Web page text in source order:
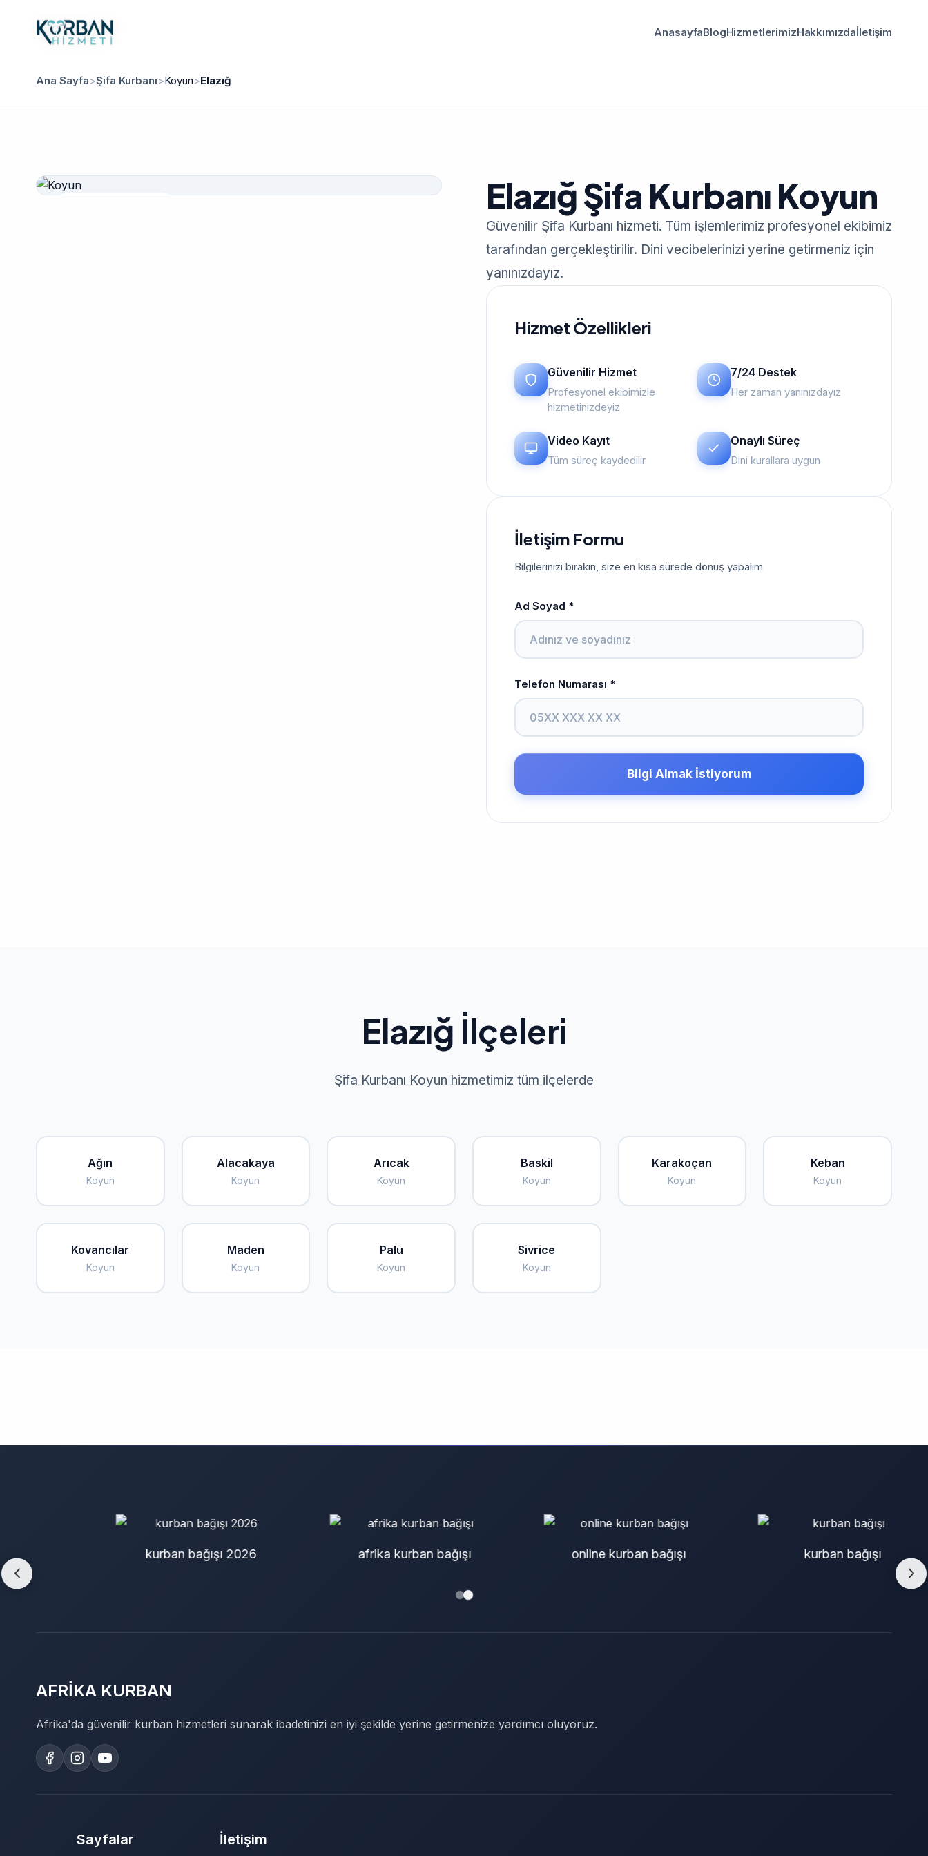
AnasayfaBlogHizmetlerimizHakkımızdaİletişim
Ana Sayfa>Şifa Kurbanı>Koyun>Elazığ
Elazığ Şifa Kurbanı Koyun
Güvenilir Şifa Kurbanı hizmeti. Tüm işlemlerimiz profesyonel ekibimiz
tarafından gerçekleştirilir. Dini vecibelerinizi yerine getirmeniz için
yanınızdayız.
Hizmet Özellikleri
Güvenilir Hizmet
Profesyonel ekibimizle
hizmetinizdeyiz
7/24 Destek
Her zaman yanınızdayız
Video Kayıt
Tüm süreç kaydedilir
Onaylı Süreç
Dini kurallara uygun
İletişim Formu
Bilgilerinizi bırakın, size en kısa sürede dönüş yapalım
Ad Soyad *
Telefon Numarası *
Bilgi Almak İstiyorum
Elazığ İlçeleri
Şifa Kurbanı Koyun hizmetimiz tüm ilçelerde
Ağın
Koyun
Alacakaya
Koyun
Arıcak
Koyun
Baskil
Koyun
Karakoçan
Koyun
Keban
Koyun
Kovancılar
Koyun
Maden
Koyun
Palu
Koyun
Sivrice
Koyun
afrika kurban bağışı online kurban bağışı kurban bağışı adak kurbanı
AFRİKA KURBAN
Afrika'da güvenilir kurban hizmetleri sunarak ibadetinizi en iyi şekilde yerine getirmenize yardımcı oluyoruz.
Sayfalar İletişim